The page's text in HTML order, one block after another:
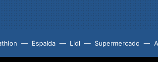
Espalda Lidl Supermercado